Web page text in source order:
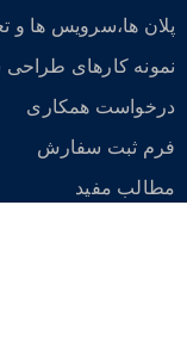
پلان ها،سرویس ها و
نمونه کارهای
درخواست همکاری
فرم ثبت سفارش
مطالب مفید